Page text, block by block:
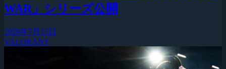
WAR」シリーズ公開
2026年7月15日
VALORANT